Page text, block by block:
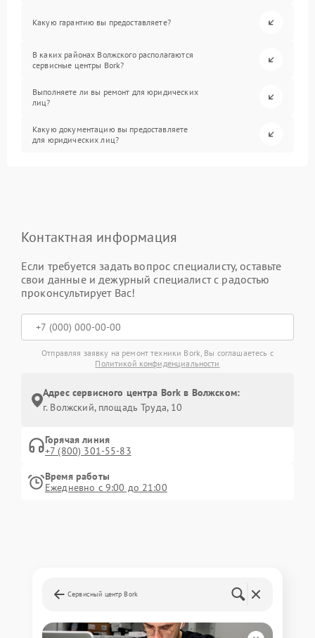
Какую гарантию вы предоставляете?
В каких районах Волжского располагаются
сервисные центры Bork?
Выполняете ли вы ремонт для юридических
лиц?
Какую документацию вы предоставляете
для юридических лиц?
Контактная информация
Если требуется задать вопрос специалисту, оставьте
свои данные и дежурный специалист с радостью
проконсультирует Вас!
Отправляя заявку на ремонт техники Bork, Вы соглашаетесь с
Политикой конфиденциальности
Адрес сервисного центра Bork в Волжском:
г. Волжский, площадь Труда, 10
Горячая линия
+7 (800) 301-55-83
Время работы
Ежедневно с 9:00 до 21:00
Сервисный центр Bork